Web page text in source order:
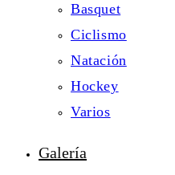
Basquet
Ciclismo
Natación
Hockey
Varios
Galería